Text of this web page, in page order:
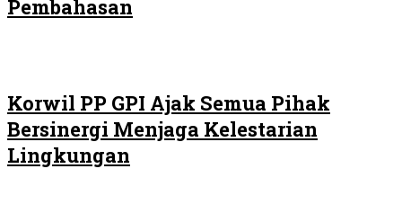
Pembahasan
Korwil PP GPI Ajak Semua Pihak
Bersinergi Menjaga Kelestarian
Lingkungan